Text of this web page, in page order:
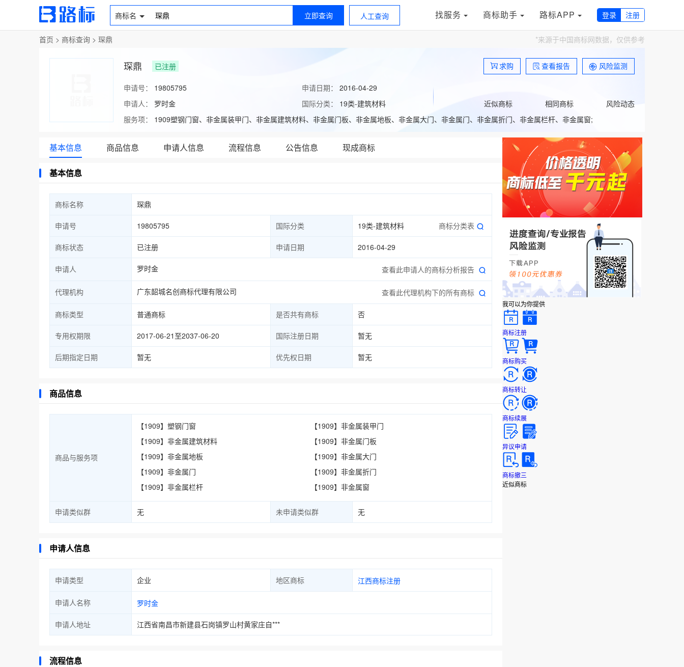
商标名 立即查询 人工查询 找服务 商标助手 路标APP 登录 注册
首页 > 商标查询 > 琛鼎 *来源于中国商标网数据，仅供参考
求购 查看报告 风险监测
近似商标 相同商标 风险动态
琛鼎 已注册
申请号： 19805795 申请日期：
2016-04-29
申请人：
罗时金 国际分类：
19类-建筑材料
服务项：
1909塑钢门窗、非金属装甲门、非金属建筑材料、非金属门板、非金属地板、非金属大门、非金属门、非金属折门、非金属栏杆、非金属窗;
基本信息 商品信息 申请人信息 流程信息 公告信息 现成商标
基本信息
商标名称 琛鼎
申请号 19805795 国际分类 19类-建筑材料 商标分类表
商标状态 已注册 申请日期 2016-04-29
申请人 罗时金 查看此申请人的商标分析报告
代理机构 广东韶城名创商标代理有限公司 查看此代理机构下的所有商标
商标类型 普通商标 是否共有商标 否
专用权期限 2017-06-21至2037-06-20 国际注册日期 暂无
后期指定日期 暂无 优先权日期 暂无
商品信息
商品与服务项
【1909】塑钢门窗
【1909】非金属装甲门
【1909】非金属建筑材料
【1909】非金属门板
【1909】非金属地板
【1909】非金属大门
【1909】非金属门
【1909】非金属折门
【1909】非金属栏杆
【1909】非金属窗
申请类似群 无 未申请类似群 无
申请人信息
申请类型 企业 地区商标 江西商标注册
申请人名称 罗时金
申请人地址 江西省南昌市新建县石岗镇罗山村黄家庄自***
流程信息
我可以为你提供
商标注册
商标购买
商标转让
商标续展
异议申请
商标撤三
近似商标